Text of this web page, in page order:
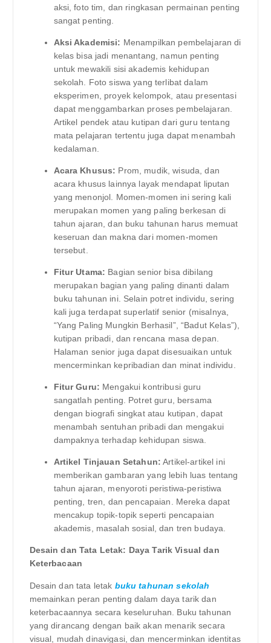
aksi, foto tim, dan ringkasan permainan penting
sangat penting.
Aksi Akademisi: Menampilkan pembelajaran di
kelas bisa jadi menantang, namun penting
untuk mewakili sisi akademis kehidupan
sekolah. Foto siswa yang terlibat dalam
eksperimen, proyek kelompok, atau presentasi
dapat menggambarkan proses pembelajaran.
Artikel pendek atau kutipan dari guru tentang
mata pelajaran tertentu juga dapat menambah
kedalaman.
Acara Khusus: Prom, mudik, wisuda, dan
acara khusus lainnya layak mendapat liputan
yang menonjol. Momen-momen ini sering kali
merupakan momen yang paling berkesan di
tahun ajaran, dan buku tahunan harus memuat
keseruan dan makna dari momen-momen
tersebut.
Fitur Utama: Bagian senior bisa dibilang
merupakan bagian yang paling dinanti dalam
buku tahunan ini. Selain potret individu, sering
kali juga terdapat superlatif senior (misalnya,
“Yang Paling Mungkin Berhasil”, “Badut Kelas”),
kutipan pribadi, dan rencana masa depan.
Halaman senior juga dapat disesuaikan untuk
mencerminkan kepribadian dan minat individu.
Fitur Guru: Mengakui kontribusi guru
sangatlah penting. Potret guru, bersama
dengan biografi singkat atau kutipan, dapat
menambah sentuhan pribadi dan mengakui
dampaknya terhadap kehidupan siswa.
Artikel Tinjauan Setahun: Artikel-artikel ini
memberikan gambaran yang lebih luas tentang
tahun ajaran, menyoroti peristiwa-peristiwa
penting, tren, dan pencapaian. Mereka dapat
mencakup topik-topik seperti pencapaian
akademis, masalah sosial, dan tren budaya.
Desain dan Tata Letak: Daya Tarik Visual dan
Keterbacaan
Desain dan tata letak buku tahunan sekolah
memainkan peran penting dalam daya tarik dan
keterbacaannya secara keseluruhan. Buku tahunan
yang dirancang dengan baik akan menarik secara
visual, mudah dinavigasi, dan mencerminkan identitas